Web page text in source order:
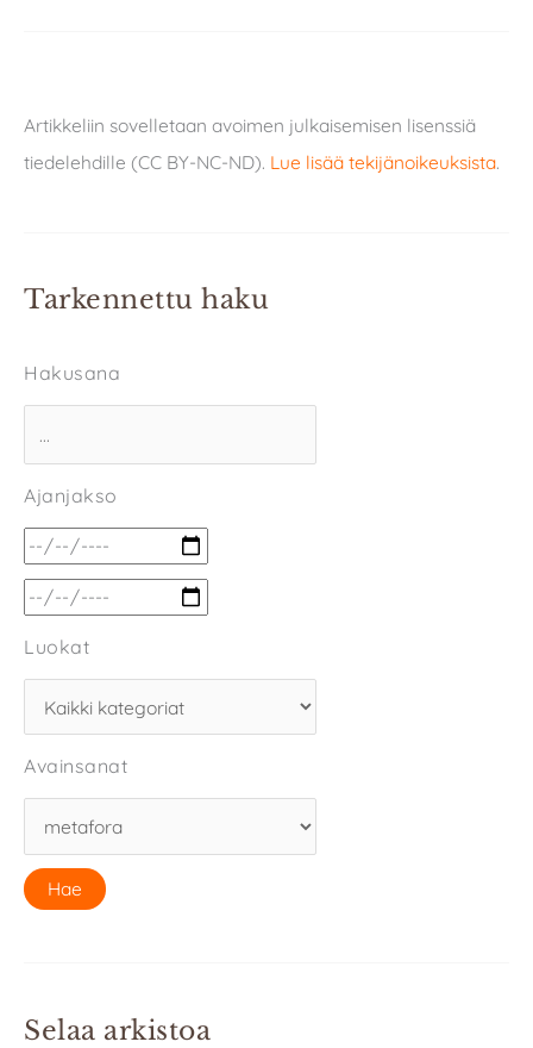
Artikkeliin sovelletaan avoimen julkaisemisen lisenssiä
tiedelehdille (CC BY-NC-ND). Lue lisää tekijänoikeuksista.
Tarkennettu haku
Hakusana
Ajanjakso
Luokat
Avainsanat
Selaa arkistoa